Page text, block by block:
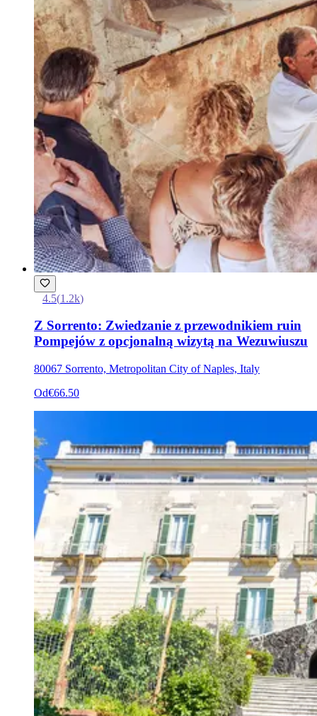
4.5(1.2k)
Z Sorrento: Zwiedzanie z przewodnikiem ruin
Pompejów z opcjonalną wizytą na Wezuwiuszu
80067 Sorrento, Metropolitan City of Naples, Italy
Od€66.50